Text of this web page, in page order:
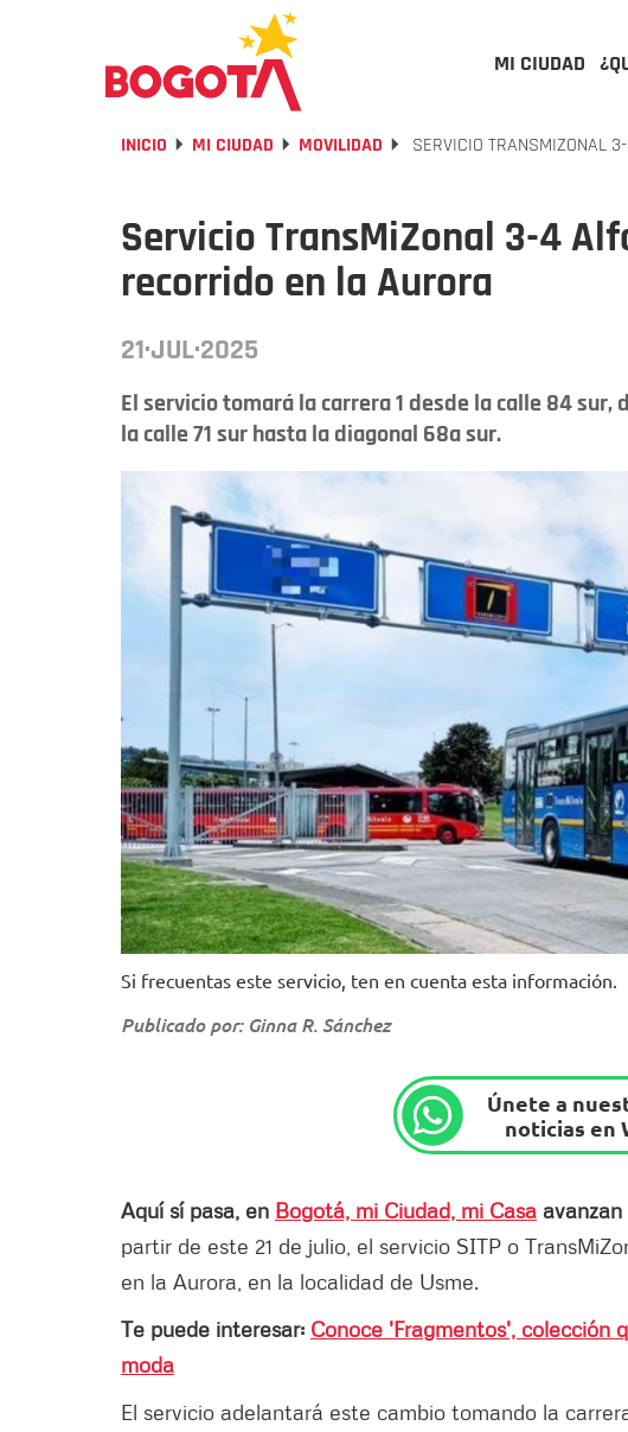
MI CIUDAD
INICIO MI CIUDAD MOVILIDAD SERVICIO TRANSMIZONAL
Servicio TransMiZonal 3-4
recorrido en la Aurora
21·JUL·2025
El servicio tomará la carrera 1 desde la calle 84
la calle 71 sur hasta la diagonal 68a sur.
Si frecuentas este servicio, ten en cuenta esta información.
Publicado por: Ginna R. Sánchez
Únete a
noticias en
Aquí sí pasa, en Bogotá, mi Ciudad, mi Casa
partir de este 21 de julio, el servicio SITP o
en la Aurora, en la localidad de Usme.
Te puede interesar: Conoce 'Fragmentos', colección
moda
El servicio adelantará este cambio tomando la